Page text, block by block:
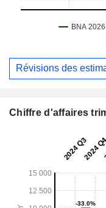
Révisions des
Chiffre d'affaires